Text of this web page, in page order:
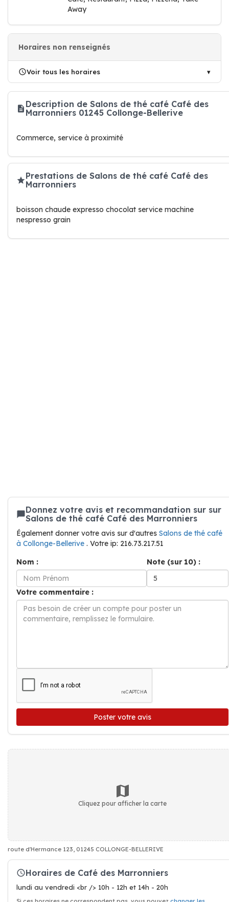
Away
Horaires non renseignés
Voir tous les horaires
Description de Salons de thé café Café des
Marronniers 01245 Collonge-Bellerive
Commerce, service à proximité
Prestations de Salons de thé café Café des
Marronniers
boisson chaude expresso chocolat service machine
nespresso grain
Donnez votre avis et recommandation sur sur
Salons de thé café Café des Marronniers
Également donner votre avis sur d'autres Salons de thé café
à Collonge-Bellerive . Votre ip: 216.73.217.51
Nom :
Note (sur 10) :
Votre commentaire :
Poster votre avis
Cliquez pour afficher la carte
route d'Hermance 123, 01245 COLLONGE-BELLERIVE
Horaires de Café des Marronniers
lundi au vendredi <br /> 10h - 12h et 14h - 20h